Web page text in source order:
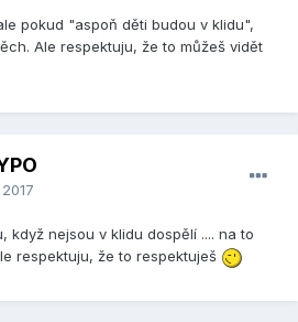
pokud "aspoň děti budou v klidu",
Ale respektuju, že to můžeš vidět
když nejsou v klidu dospělí .... na to
respektuju, že to respektuješ